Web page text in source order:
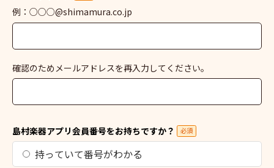
例：○○○@shimamura.co.jp
確認のためメールアドレスを再入力してください。
島村楽器アプリ会員番号をお持ちですか？ 必須
持っていて番号がわかる